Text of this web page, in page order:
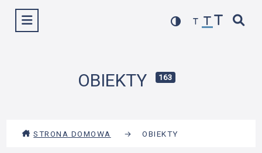
Wyświetl menu
OBIEKTY 163
STRONA DOMOWA → OBIEKTY